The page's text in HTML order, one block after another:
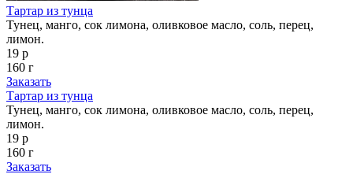
Тартар из тунца
Тунец, манго, сок лимона, оливковое масло, соль, перец,
лимон.
19 р
160 г
Заказать
Тартар из тунца
Тунец, манго, сок лимона, оливковое масло, соль, перец,
лимон.
19 р
160 г
Заказать